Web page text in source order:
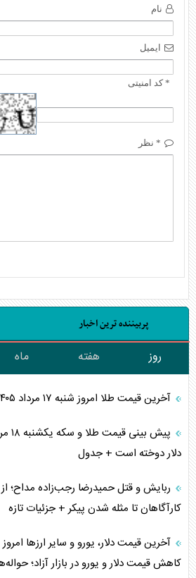
نام
ایمیل
* کد امنیتی
* نظر
پربیننده ترین اخبار
روز هفته ماه
آخرین قیمت طلا امروز شنبه ۱۷ مرداد ۱۴۰۵ | صعود تاریخی طلا
دلار دوخته است + جدول
ربایش و قتل حمیدرضا رجب‌زاده مداح؛
کارآگاهان تا مثله شدن پیکر + جزئیات تازه
کاهش قیمت دلار و یورو در بازار آزاد؛